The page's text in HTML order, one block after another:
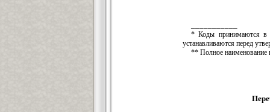
* Коды принимаются в
устанавливаются перед
** Полное